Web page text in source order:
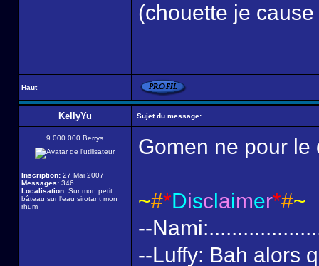
(chouette je
Haut
KellyYu Sujet du message:
9 000 000 Berrys
Inscription: 27 Mai 2007
Messages: 346
Localisation: Sur mon petit
bâteau sur l'eau sirotant mon
rhum
Gomen ne pour
~#*Disclaimer*#~
--
--Luffy: Bah alors